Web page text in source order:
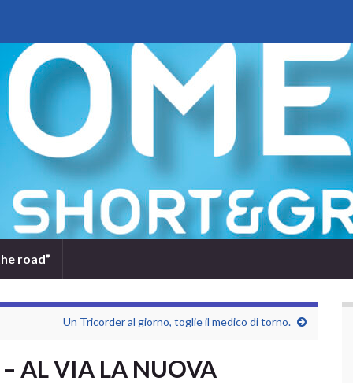
road”
Un Tricorder al giorno, toglie il medico di torno.
AL VIA LA NUOVA